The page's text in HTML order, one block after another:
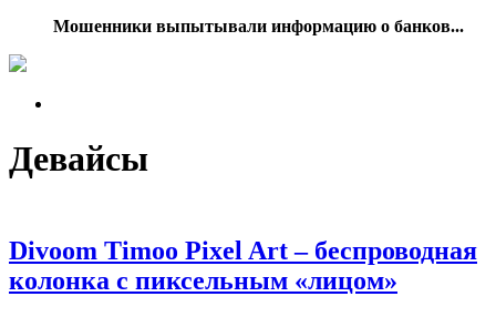
Мошенники выпытывали информацию о банков...
Девайсы
Divoom Timoo Pixel Art – беспроводная
колонка с пиксельным «лицом»